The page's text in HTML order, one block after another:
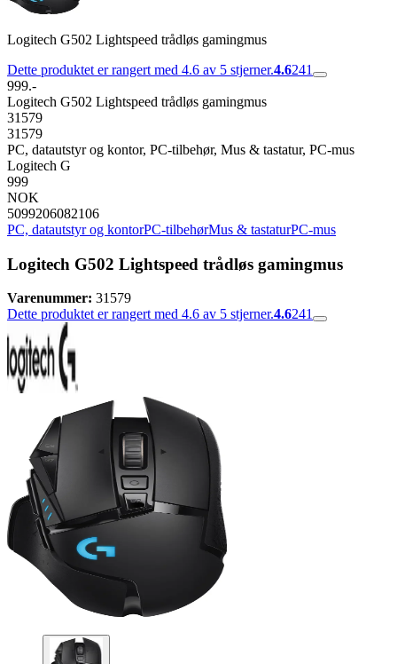
Logitech G502 Lightspeed trådløs gamingmus
Dette produktet er rangert med 4.6 av 5 stjerner.4.6241
999.-
Logitech G502 Lightspeed trådløs gamingmus
31579
31579
PC, datautstyr og kontor, PC-tilbehør, Mus & tastatur, PC-mus
Logitech G
999
NOK
5099206082106
PC, datautstyr og kontorPC-tilbehørMus & tastaturPC-mus
Logitech G502 Lightspeed trådløs gamingmus
Varenummer: 31579
Dette produktet er rangert med 4.6 av 5 stjerner.4.6241